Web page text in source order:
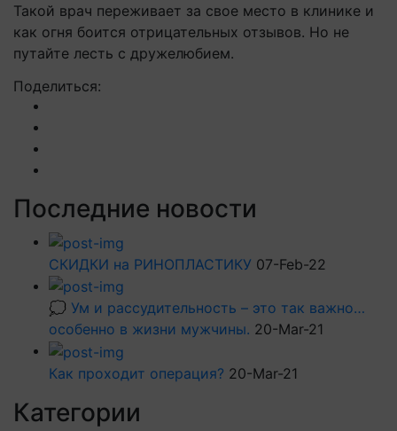
Такой врач переживает за свое место в клинике и
как огня боится отрицательных отзывов. Но не
путайте лесть с дружелюбием.
Поделиться:
Последние новости
СКИДКИ на РИНОПЛАСТИКУ 07-Feb-22
💭 Ум и рассудительность – это так важно…
особенно в жизни мужчины. 20-Mar-21
Как проходит операция? 20-Mar-21
Категории